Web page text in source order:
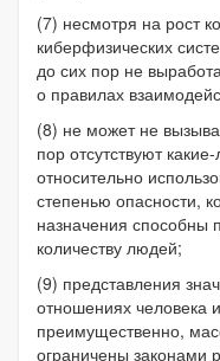
(7) несмотря на рост
киберфизических
до сих пор не
о правилах
(8) не может не
пор отсутствуют
относительно
степенью опасности,
назначения способны
количеству людей;
(9) представления
отношениях человека
преимущественно,
ограничены законами